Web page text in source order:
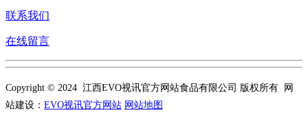
联系我们
在线留言
Copyright © 2024 江西EVO视讯官方网站食品有限公司 版权所有 网
站建设： EVO视讯官方网站 网站地图